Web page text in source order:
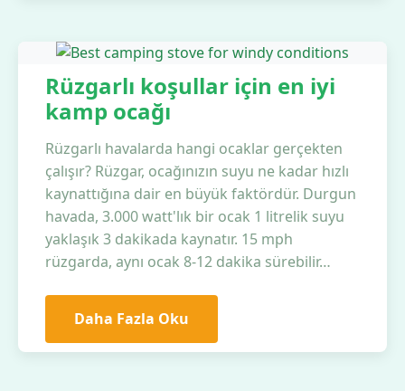
Rüzgarlı koşullar için en iyi
kamp ocağı
Rüzgarlı havalarda hangi ocaklar gerçekten
çalışır? Rüzgar, ocağınızın suyu ne kadar hızlı
kaynattığına dair en büyük faktördür. Durgun
havada, 3.000 watt'lık bir ocak 1 litrelik suyu
yaklaşık 3 dakikada kaynatır. 15 mph
rüzgarda, aynı ocak 8-12 dakika sürebilir…
Daha Fazla Oku